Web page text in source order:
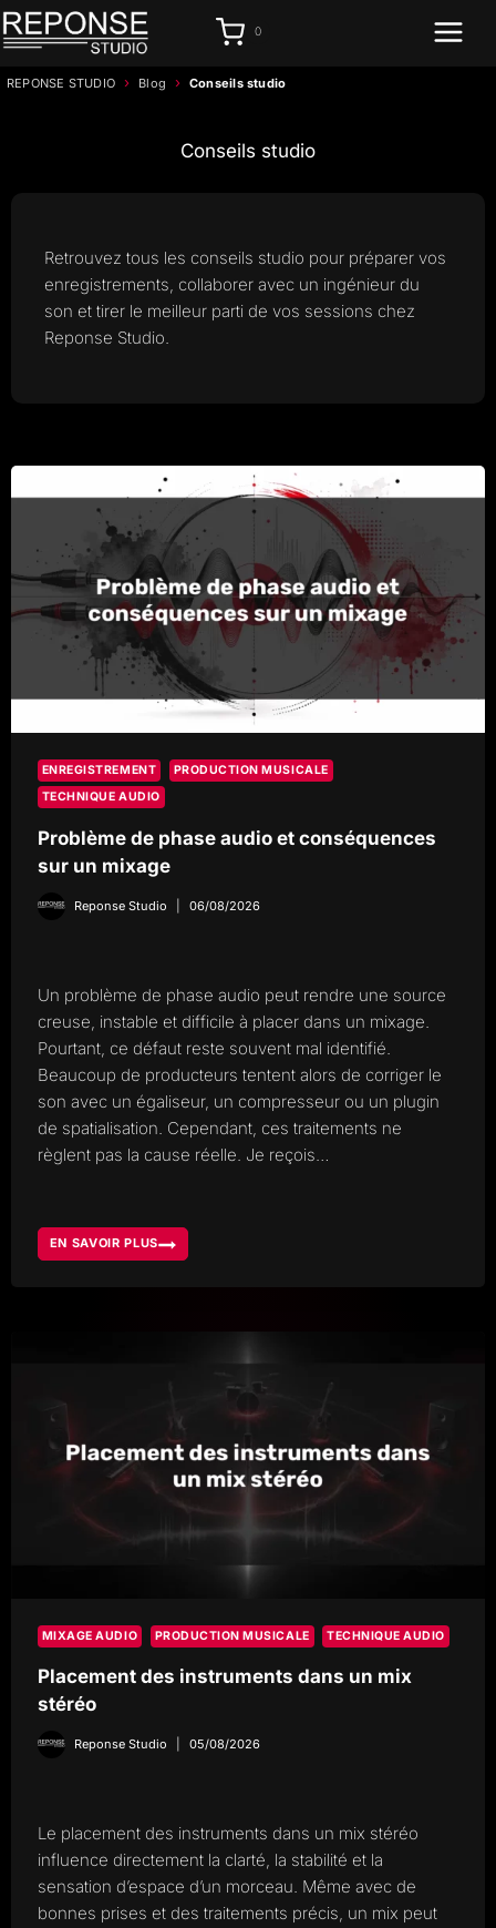
Aller
au
0
REPONSE STUDIO › Blog › Conseils studio
Conseils studio
Retrouvez tous les conseils studio pour préparer vos
enregistrements, collaborer avec un ingénieur du
son et tirer le meilleur parti de vos sessions chez
Reponse Studio.
ENREGISTREMENT
PRODUCTION MUSICALE
TECHNIQUE AUDIO
Problème de phase audio et conséquences
sur un mixage
Reponse Studio 06/08/2026
Un problème de phase audio peut rendre une source
creuse, instable et difficile à placer dans un mixage.
Pourtant, ce défaut reste souvent mal identifié.
Beaucoup de producteurs tentent alors de corriger le
son avec un égaliseur, un compresseur ou un plugin
de spatialisation. Cependant, ces traitements ne
règlent pas la cause réelle. Je reçois…
EN SAVOIR PLUS
PROBLÈME
DE
MIXAGE AUDIO PRODUCTION MUSICALE TECHNIQUE AUDIO
Placement des instruments dans un mix
stéréo
Reponse Studio 05/08/2026
Le placement des instruments dans un mix stéréo
influence directement la clarté, la stabilité et la
sensation d’espace d’un morceau. Même avec de
bonnes prises et des traitements précis, un mix peut